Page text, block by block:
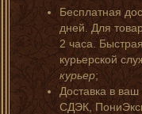
Бесплатная
дней. Для
2 часа.
курьерской
курьер;
Доставка в
СДЭК,